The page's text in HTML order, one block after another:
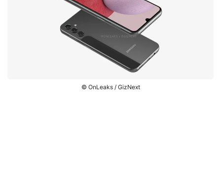
© OnLeaks / GizNext